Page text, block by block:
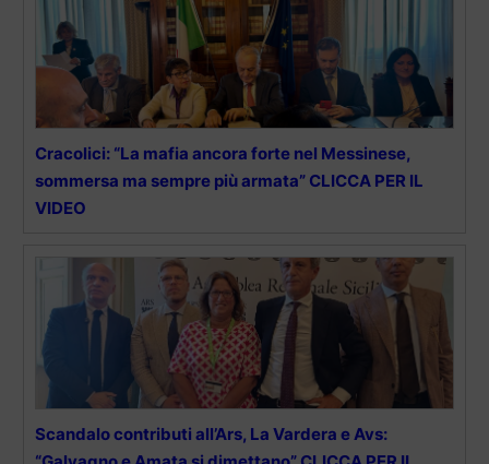
Cracolici: “La mafia ancora forte nel Messinese,
sommersa ma sempre più armata” CLICCA PER IL
VIDEO
Scandalo contributi all’Ars, La Vardera e Avs: